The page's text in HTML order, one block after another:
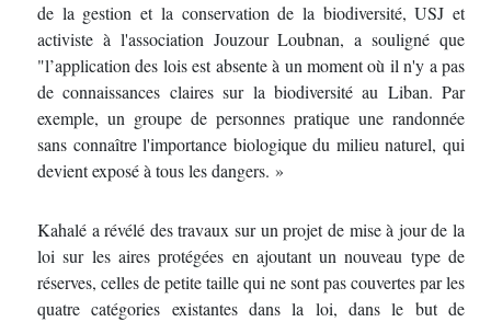
de la gestion et la conservation de la biodiversité, USJ et
activiste à l'association Jouzour Loubnan, a souligné que
"l’application des lois est absente à un moment où il n'y a pas
de connaissances claires sur la biodiversité au Liban. Par
exemple, un groupe de personnes pratique une randonnée
sans connaître l'importance biologique du milieu naturel, qui
devient exposé à tous les dangers. »
Kahalé a révélé des travaux sur un projet de mise à jour de la
loi sur les aires protégées en ajoutant un nouveau type de
réserves, celles de petite taille qui ne sont pas couvertes par les
quatre catégories existantes dans la loi, dans le but de